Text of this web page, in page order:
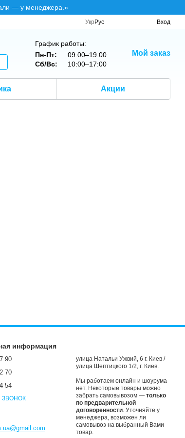
— у менеджера.»
Укр Рус Вход
График работы:
Пн-Пт:
09:00–19:00
Сб/Вс:
10:00–17:00
Мой заказ
Акции
информация
90
70
54
ЗВОНОК
улица Натальи Ужвий, 6 г. Киев /
улица Шептицкого 1/2, г. Киев.
Мы работаем онлайн и шоурума
нет. Некоторые товары можно
забрать самовывозом — только
по предварительной
договоренности. Уточняйте у
менеджера, возможен ли
самовывоз на выбранный Вами
товар.